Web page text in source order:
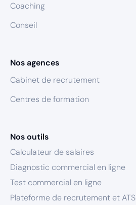
Coaching
Conseil
Nos agences
Cabinet de recrutement
Centres de formation
Nos outils
Calculateur de salaires
Diagnostic commercial en ligne
Test commercial en ligne
Plateforme de recrutement et ATS